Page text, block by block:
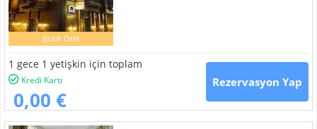
Butik Otel
1 gece 1 yetişkin için toplam
Kredi Kartı
0,00 €
Rezervasyon Yap